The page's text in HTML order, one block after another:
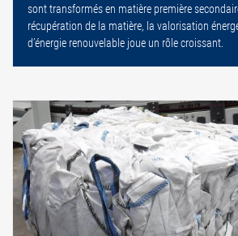
sont transformés en matière première
récupération de la matière, la valorisation
d’énergie renouvelable joue un rôle croissant.